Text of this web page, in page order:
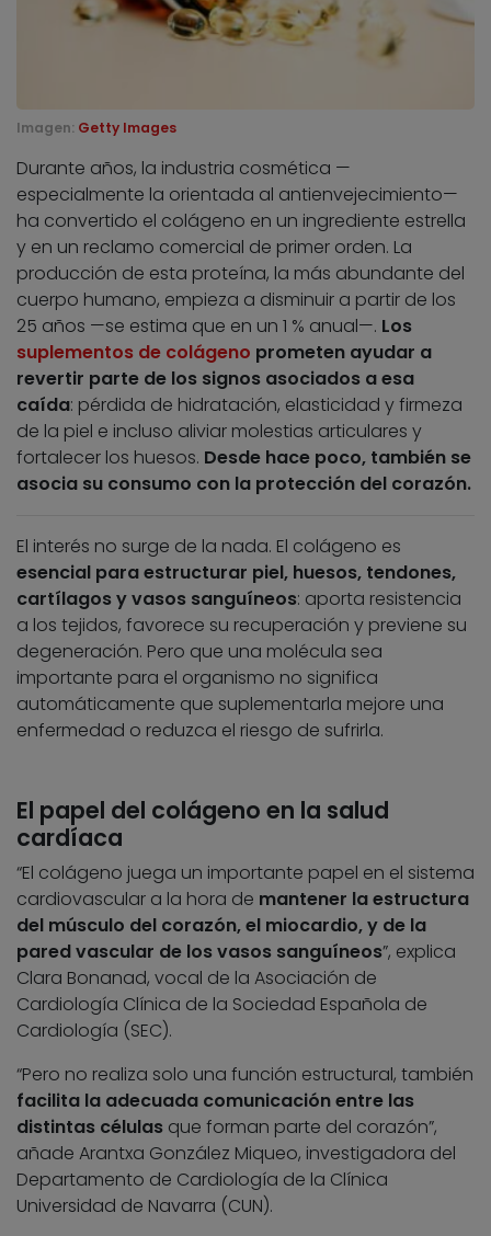
Imagen: Getty Images
Durante años, la industria cosmética —
especialmente la orientada al antienvejecimiento—
ha convertido el colágeno en un ingrediente estrella
y en un reclamo comercial de primer orden. La
producción de esta proteína, la más abundante del
cuerpo humano, empieza a disminuir a partir de los
25 años —se estima que en un 1 % anual—. Los
suplementos de colágeno prometen ayudar a
revertir parte de los signos asociados a esa
caída: pérdida de hidratación, elasticidad y firmeza
de la piel e incluso aliviar molestias articulares y
fortalecer los huesos. Desde hace poco, también se
asocia su consumo con la protección del corazón.
El interés no surge de la nada. El colágeno es
esencial para estructurar piel, huesos, tendones,
cartílagos y vasos sanguíneos: aporta resistencia
a los tejidos, favorece su recuperación y previene su
degeneración. Pero que una molécula sea
importante para el organismo no significa
automáticamente que suplementarla mejore una
enfermedad o reduzca el riesgo de sufrirla.
El papel del colágeno en la salud
cardíaca
“El colágeno juega un importante papel en el sistema
cardiovascular a la hora de mantener la estructura
del músculo del corazón, el miocardio, y de la
pared vascular de los vasos sanguíneos”, explica
Clara Bonanad, vocal de la Asociación de
Cardiología Clínica de la Sociedad Española de
Cardiología (SEC).
“Pero no realiza solo una función estructural, también
facilita la adecuada comunicación entre las
distintas células que forman parte del corazón”,
añade Arantxa González Miqueo, investigadora del
Departamento de Cardiología de la Clínica
Universidad de Navarra (CUN).